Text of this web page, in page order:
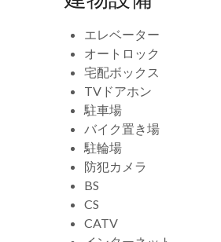
エレベーター
オートロック
宅配ボックス
TVドアホン
駐車場
バイク置き場
駐輪場
防犯カメラ
BS
CS
CATV